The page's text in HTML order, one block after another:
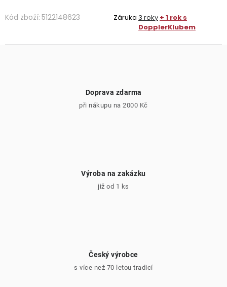
Kód zboží: 5122148623 Záruka 3 roky + 1 rok s
DopplerKlubem
Doprava zdarma
při nákupu na 2000 Kč
Výroba na zakázku
již od 1 ks
Český výrobce
s více než 70 letou tradicí